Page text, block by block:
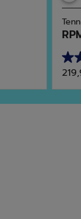
4.8
sur
5